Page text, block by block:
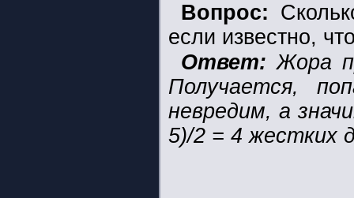
Вопрос:
если известно,
Ответ: Жора
Получается,
невредим, а
5)/2 = 4 жестких